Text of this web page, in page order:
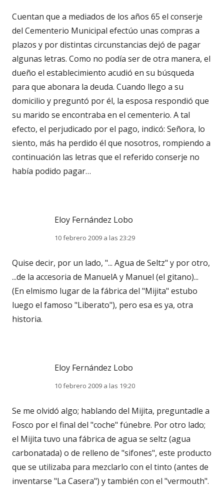
Cuentan que a mediados de los años 65 el conserje
del Cementerio Municipal efectúo unas compras a
plazos y por distintas circunstancias dejó de pagar
algunas letras. Como no podía ser de otra manera, el
dueño el establecimiento acudió en su búsqueda
para que abonara la deuda. Cuando llego a su
domicilio y preguntó por él, la esposa respondió que
su marido se encontraba en el cementerio. A tal
efecto, el perjudicado por el pago, indicó: Señora, lo
siento, más ha perdido él que nosotros, rompiendo a
continuación las letras que el referido conserje no
había podido pagar…
Eloy Fernández Lobo
10 febrero 2009 a las 23:29
Quise decir, por un lado, "... Agua de Seltz" y por otro,
...de la accesoria de ManuelA y Manuel (el gitano)...
(En elmismo lugar de la fábrica del "Mijita" estubo
luego el famoso "Liberato"), pero esa es ya, otra
historia.
Eloy Fernández Lobo
10 febrero 2009 a las 19:20
Se me olvidó algo; hablando del Mijita, preguntadle a
Fosco por el final del "coche" fúnebre. Por otro lado;
el Mijita tuvo una fábrica de agua se seltz (agua
carbonatada) o de relleno de "sifones", este producto
que se utilizaba para mezclarlo con el tinto (antes de
inventarse "La Casera") y también con el "vermouth".